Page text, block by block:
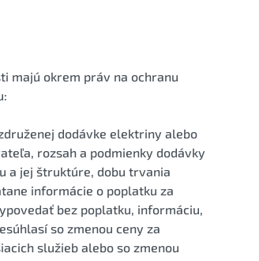
majú okrem práv na ochranu
dodávke elektriny alebo
rozsah a podmienky dodávky
a jej štruktúre, dobu trvania
informácie o poplatku za
bez poplatku, informáciu,
so zmenou ceny za
služieb alebo so zmenou